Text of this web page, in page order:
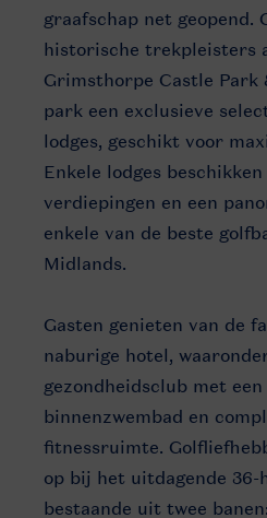
graafschap net geopend.
historische trekpleisters
Grimsthorpe Castle Park
park een exclusieve
lodges, geschikt voor
Enkele lodges
verdiepingen en een
enkele van de beste
Midlands.
Gasten genieten van de
naburige hotel,
gezondheidsclub met
binnenzwembad en
fitnessruimte.
op bij het uitdagende 36-
bestaande uit twee